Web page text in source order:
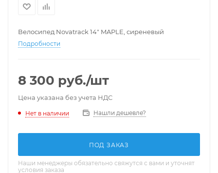
Велосипед Novatrack 14" MAPLE, сиреневый
Подробности
8 300 руб./шт
Цена указана без учета НДС
Нет в наличии Нашли дешевле?
ПОД ЗАКАЗ
Наши менеджеры обязательно свяжутся с вами и уточнят
условия заказа